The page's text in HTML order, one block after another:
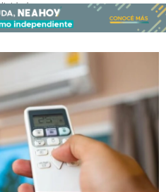
-
un 3000% y empuja la